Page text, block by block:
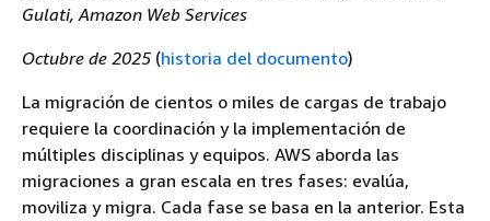
Gulati, Amazon Web Services
Octubre de 2025 (historia del documento)
La migración de cientos o miles de cargas de trabajo
requiere la coordinación y la implementación de
múltiples disciplinas y equipos. AWS aborda las
migraciones a gran escala en tres fases: evalúa,
moviliza y migra. Cada fase se basa en la anterior. Esta